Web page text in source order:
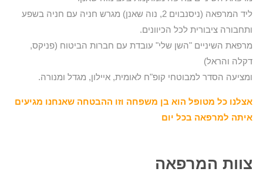
ליד המרפאה (ניסנבוים 2, נוה שאנן) מגרש חניה עם חניה בשפע
ותחבורה ציבורית לכל הכיוונים.
מרפאת השיניים "השן שלי" עובדת עם חברות הביטוח (פניקס,
דקלה והראל)
ומציעה הסדר למבוטחי קופ"ח לאומית, איילון, מגדל ומנורה.
אצלנו כל מטופל הוא בן משפחה וזו ההבטחה שאנחנו מגיעים
איתה למרפאה בכל יום
צוות המרפאה